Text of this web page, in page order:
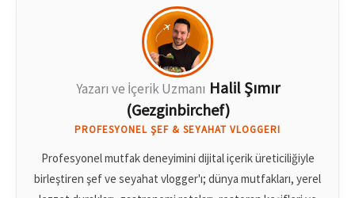
Yazarı ve İçerik Uzmanı Halil Şımır
(Gezginbirchef)
PROFESYONEL ŞEF & SEYAHAT VLOGGERI
Profesyonel mutfak deneyimini dijital içerik üreticiliğiyle
birleştiren şef ve seyahat vlogger'ı; dünya mutfakları, yerel